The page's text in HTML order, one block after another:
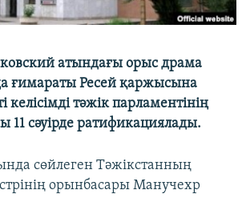
атындағы орыс драма
ғимараты Ресей қаржысына
келісімді тәжік парламентінің
11 сәуірде ратификациялады.
сөйлеген Тәжікстанның
орынбасары Манучехр